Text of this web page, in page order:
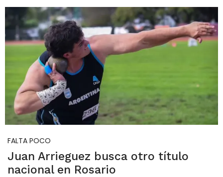
FALTA POCO
Juan Arrieguez busca otro título
nacional en Rosario